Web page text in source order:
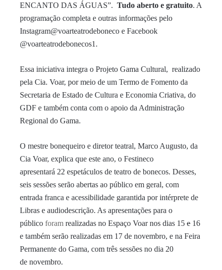
ENCANTO DAS ÁGUAS”. Tudo aberto e gratuito. A
programação completa e outras informações pelo
Instagram@voarteatrodeboneco e Facebook
@voarteatrodebonecos1.
Essa iniciativa integra o Projeto Gama Cultural, realizado
pela Cia. Voar, por meio de um Termo de Fomento da
Secretaria de Estado de Cultura e Economia Criativa, do
GDF e também conta com o apoio da Administração
Regional do Gama.
O mestre bonequeiro e diretor teatral, Marco Augusto, da
Cia Voar, explica que este ano, o Festineco
apresentará 22 espetáculos de teatro de bonecos. Desses,
seis sessões serão abertas ao público em geral, com
entrada franca e acessibilidade garantida por intérprete de
Libras e audiodescrição. As apresentações para o
público foram realizadas no Espaço Voar nos dias 15 e 16
e também serão realizadas em 17 de novembro, e na Feira
Permanente do Gama, com três sessões no dia 20
de novembro.